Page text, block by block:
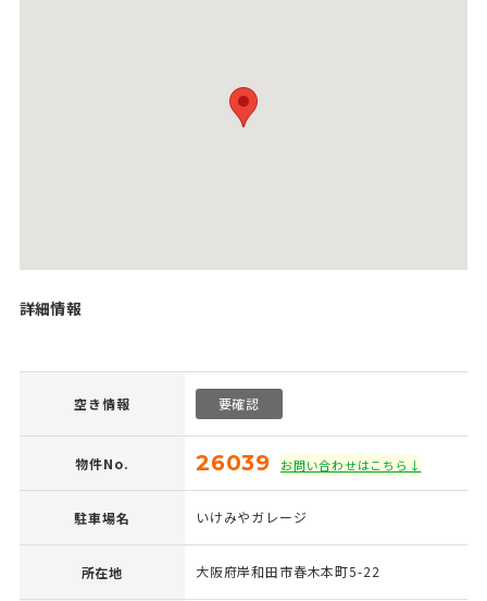
詳細情報
空き情報 要確認
物件No. 26039 お問い合わせはこちら↓
駐車場名 いけみやガレージ
所在地 大阪府岸和田市春木本町5-22